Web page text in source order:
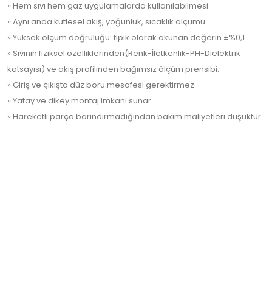
» Hem sıvı hem gaz uygulamalarda kullanılabilmesi.
» Aynı anda kütlesel akış, yoğunluk, sıcaklık ölçümü.
» Yüksek ölçüm doğruluğu: tipik olarak okunan değerin ±%0,1.
» Sıvının fiziksel özelliklerinden(Renk-İletkenlik-PH-Dielektrik
katsayısı) ve akış profilinden bağımsız ölçüm prensibi.
» Giriş ve çıkışta düz boru mesafesi gerektirmez.
» Yatay ve dikey montaj imkanı sunar.
» Hareketli parça barındırmadığından bakım maliyetleri düşüktür.